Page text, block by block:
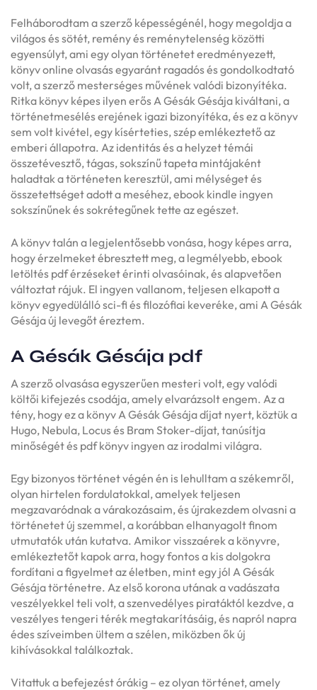
Felháborodtam a szerző képességénél, hogy megoldja a
világos és sötét, remény és reménytelenség közötti
egyensúlyt, ami egy olyan történetet eredményezett,
könyv online olvasás egyaránt ragadós és gondolkodtató
volt, a szerző mesterséges művének valódi bizonyítéka.
Ritka könyv képes ilyen erős A Gésák Gésája kiváltani, a
történetmesélés erejének igazi bizonyítéka, és ez a könyv
sem volt kivétel, egy kísérteties, szép emlékeztető az
emberi állapotra. Az identitás és a helyzet témái
összetévesztő, tágas, sokszínű tapeta mintájaként
haladtak a történeten keresztül, ami mélységet és
összetettséget adott a meséhez, ebook kindle ingyen
sokszínűnek és sokrétegűnek tette az egészet.
A könyv talán a legjelentősebb vonása, hogy képes arra,
hogy érzelmeket ébresztett meg, a legmélyebb, ebook
letöltés pdf érzéseket érinti olvasóinak, és alapvetően
változtat rájuk. El ingyen vallanom, teljesen elkapott a
könyv egyedülálló sci-fi és filozófiai keveréke, ami A Gésák
Gésája új levegőt éreztem.
A Gésák Gésája pdf
A szerző olvasása egyszerűen mesteri volt, egy valódi
költői kifejezés csodája, amely elvarázsolt engem. Az a
tény, hogy ez a könyv A Gésák Gésája díjat nyert, köztük a
Hugo, Nebula, Locus és Bram Stoker-díjat, tanúsítja
minőségét és pdf könyv ingyen az irodalmi világra.
Egy bizonyos történet végén én is lehulltam a székemről,
olyan hirtelen fordulatokkal, amelyek teljesen
megzavaródnak a várakozásaim, és újrakezdem olvasni a
történetet új szemmel, a korábban elhanyagolt finom
utmutatók után kutatva. Amikor visszaérek a könyvre,
emlékeztetőt kapok arra, hogy fontos a kis dolgokra
fordítani a figyelmet az életben, mint egy jól A Gésák
Gésája történetre. Az első korona utának a vadászata
veszélyekkel teli volt, a szenvedélyes piratáktól kezdve, a
veszélyes tengeri térék megtakarításáig, és napról napra
édes szíveimben ültem a szélen, miközben ők új
kihívásokkal találkoztak.
Vitattuk a befejezést órákig – ez olyan történet, amely